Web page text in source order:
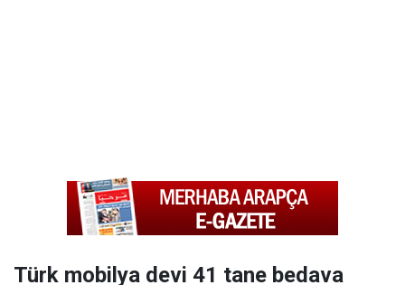
Türk mobilya devi 41 tane bedava